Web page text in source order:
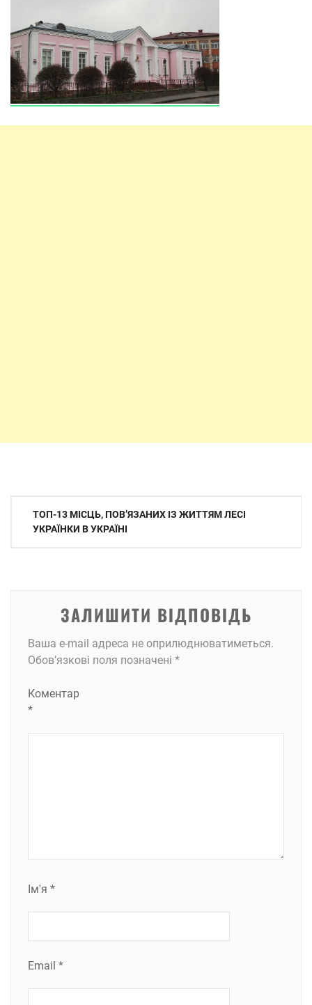
Навігація
записів
ТОП-13 МІСЦЬ, ПОВ’ЯЗАНИХ ІЗ ЖИТТЯМ ЛЕСІ
УКРАЇНКИ В УКРАЇНІ
ЗАЛИШИТИ ВІДПОВІДЬ
Ваша e-mail адреса не оприлюднюватиметься.
Обов’язкові поля позначені *
Коментар
*
Ім'я *
Email *